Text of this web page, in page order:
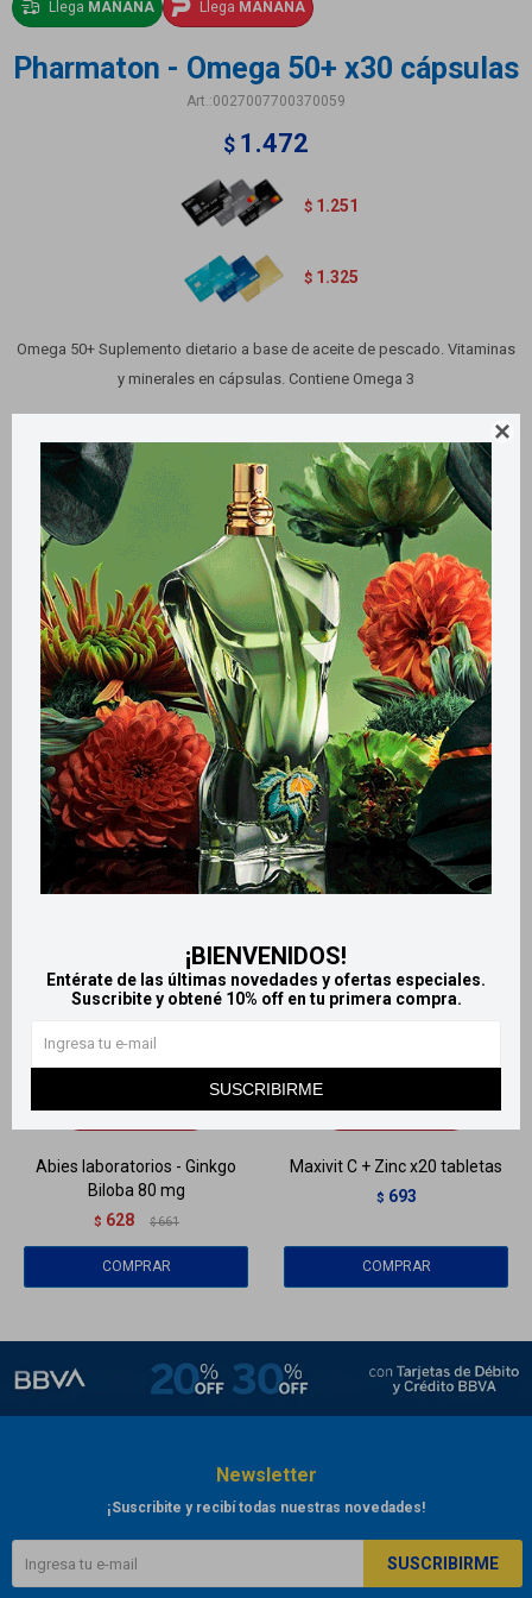

¡BIENVENIDOS!
Entérate de las últimas novedades y ofertas especiales.
Suscribite y obtené 10% off en tu primera compra.
SUSCRIBIRME
Llega MAÑANA Llega MAÑANA
Pharmaton - Omega 50+ x30 cápsulas
0027007700370059
$ 1.472
$ 1.251
$ 1.325
Omega 50+ Suplemento dietario a base de aceite de pescado. Vitaminas
y minerales en cápsulas. Contiene Omega 3
Métodos y costos de envío
Retiros gratuitos en tiendas
Productos que te pueden interesar
LlegaMAÑANA
LlegaMAÑANA
Abies laboratorios - Ginkgo
Biloba 80 mg
$ 628 $ 661
LlegaMAÑANA
LlegaMAÑANA
Maxivit C + Zinc x20 tabletas
$ 693
Newsletter
¡Suscribite y recibí todas nuestras novedades!
SUSCRIBIRME